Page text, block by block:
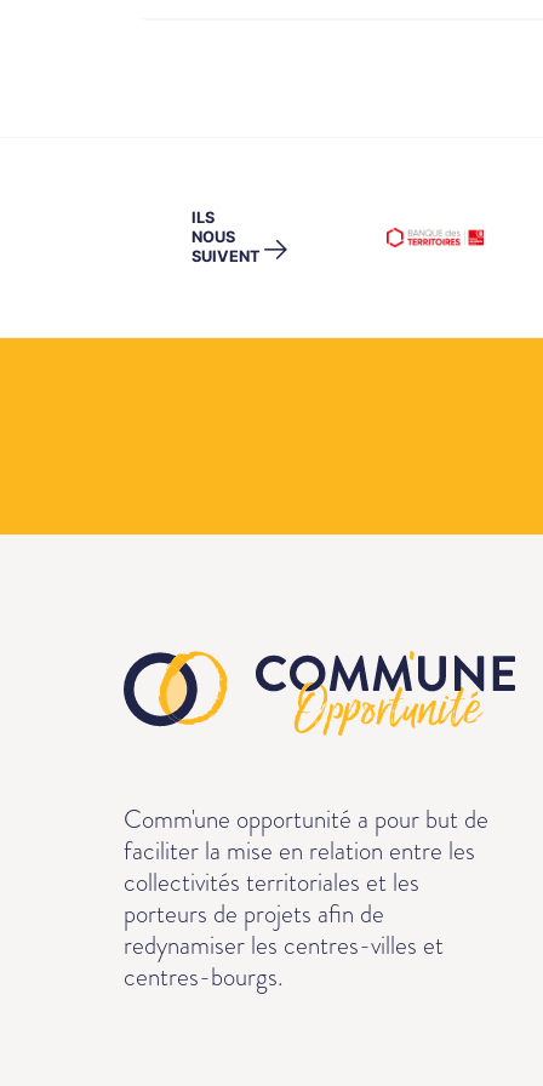
ILS
NOUS
SUIVENT →
Comm'une opportunité a pour but de
faciliter la mise en relation entre les
collectivités territoriales et les
porteurs de projets afin de
redynamiser les centres-villes et
centres-bourgs.